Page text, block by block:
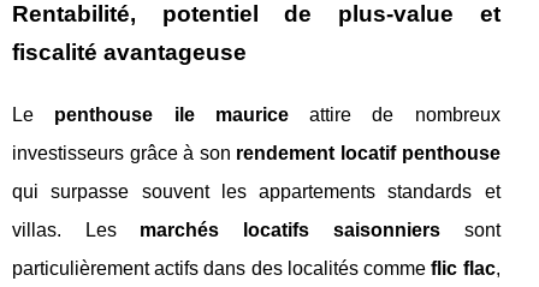
Rentabilité, potentiel de plus-value et
fiscalité avantageuse
Le penthouse ile mauriceattire de nombreux
investisseurs grâce à son rendement locatif penthouse
qui surpasse souvent les appartements standards et
villas. Les marchés locatifs saisonnierssont
particulièrement actifs dans des localités commeflic flac,